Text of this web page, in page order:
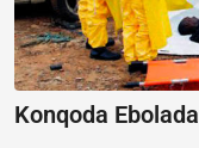
Konqoda